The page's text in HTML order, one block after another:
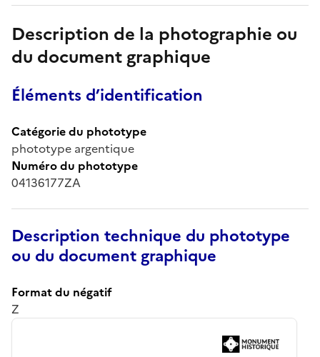
Description de la photographie ou
du document graphique
Éléments d’identification
Catégorie du phototype
phototype argentique
Numéro du phototype
04136177ZA
Description technique du phototype
ou du document graphique
Format du négatif
Z